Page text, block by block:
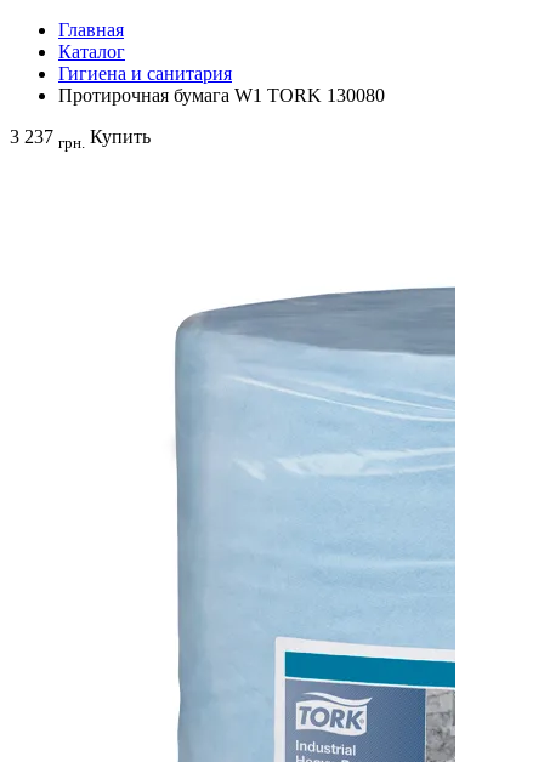
Главная
Каталог
Гигиена и санитария
Протирочная бумага W1 TORK 130080
3 237 грн. Купить